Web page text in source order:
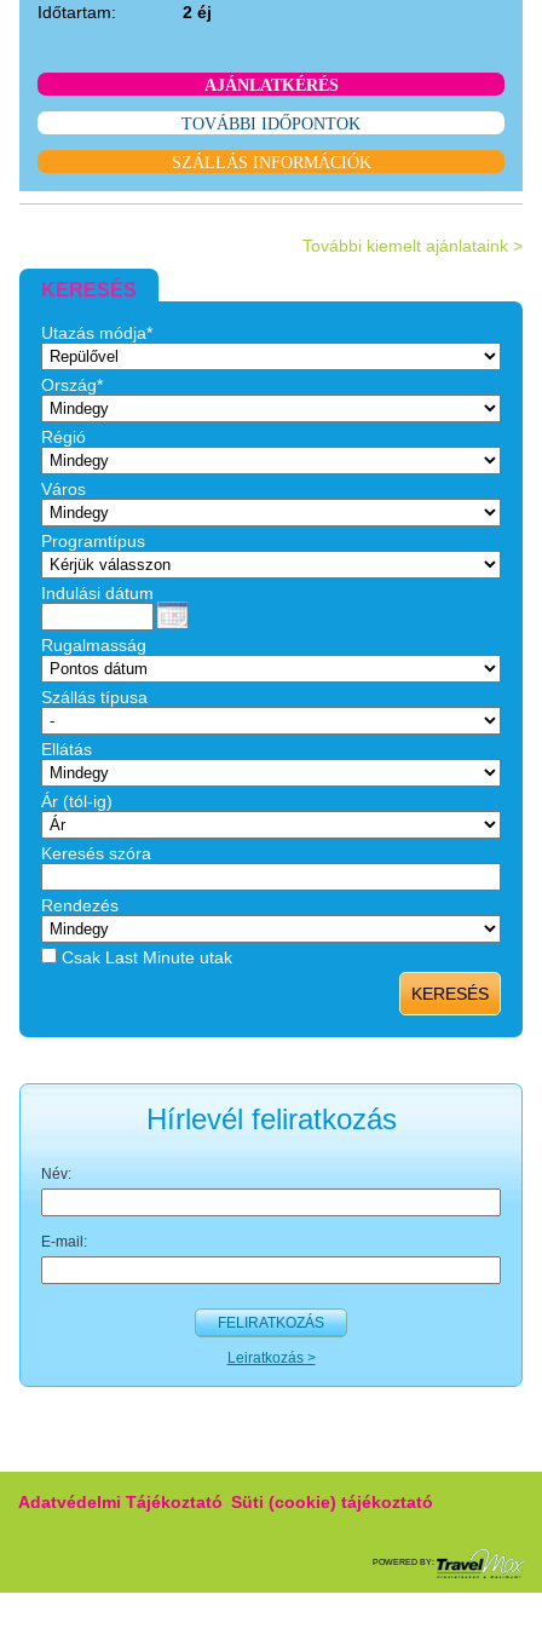
Időtartam: 2 éj
AJÁNLATKÉRÉS
TOVÁBBI IDŐPONTOK
SZÁLLÁS INFORMÁCIÓK
További kiemelt ajánlataink >
KERESÉS
Utazás módja*
Ország*
Régió
Város
Programtípus
Indulási dátum
Rugalmasság
Szállás típusa
Ellátás
Ár (tól-ig)
Keresés szóra
Rendezés
Csak Last Minute utak
KERESÉS
Hírlevél feliratkozás
Név:
E-mail:
FELIRATKOZÁS
Leiratkozás >
Adatvédelmi Tájékoztató Süti (cookie) tájékoztató
POWERED BY: